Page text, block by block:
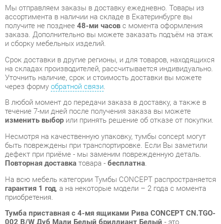
Срок доставки в другие регионы, и для товаров, находящихся
на складах производителей, рассчитывается индивидуально.
Уточнить наличие, срок и стоимость доставки вы можете
через форму обратной связи
В любой момент до передачи заказа в доставку, а также в
изменить выборили принять решение об отказе от покупки.
Несмотря на качественную упаковку, тумбы concept могут
быть повреждены при транспортировке. Если Вы заметили
Повторная доставка товара -бесплатна .
На всю мебель категории Тумбы CONCEPT распространяется
приобретения.
Тумба приставная с 4-мя ящиками Рива CONCEPT CN.TGO-
002 B/W Дуб Мали Белый бриллиант Белый
- это
качественное изделие производства
современному государственному стандарту.
Надеемся, вы останетесь довольны вашим приобретением, и
будем рады, если вы оставите отзыв об опыте его
использования, который поможет сориентироваться нашим
будущим покупателям.